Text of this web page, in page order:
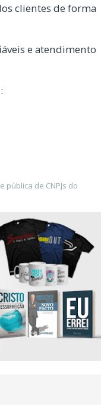
clientes de forma
e atendimento
de CNPJs do